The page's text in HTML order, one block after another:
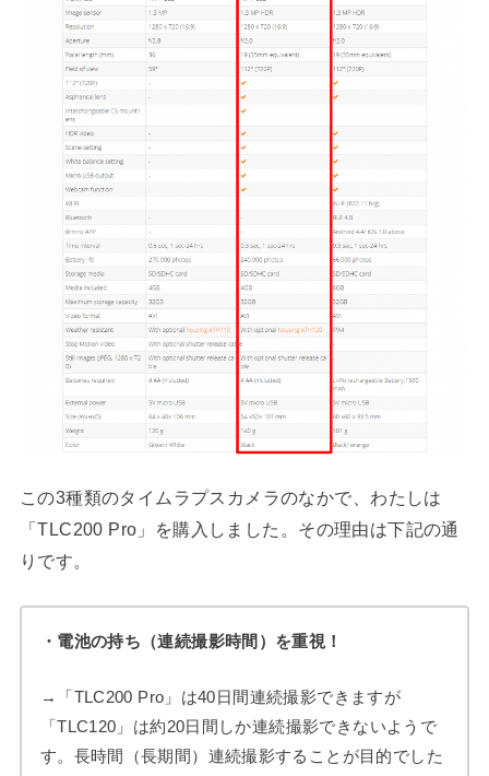
この3種類のタイムラプスカメラのなかで、わたしは
「TLC200 Pro」を購入しました。その理由は下記の通
りです。
・電池の持ち（連続撮影時間）を重視！
→「TLC200 Pro」は40日間連続撮影できますが
「TLC120」は約20日間しか連続撮影できないようで
す。長時間（長期間）連続撮影することが目的でした